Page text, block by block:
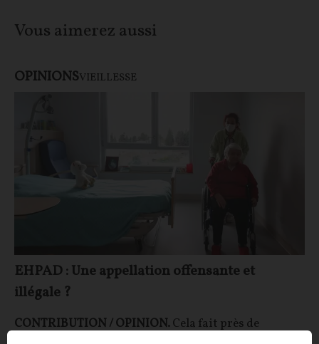
Vous aimerez aussi
OPINIONSVIEILLESSE
EHPAD : Une appellation offensante et
illégale ?
CONTRIBUTION / OPINION.Cela fait près de